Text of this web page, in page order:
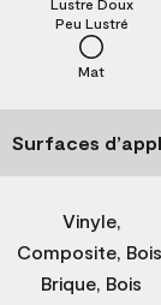
Mat
Peu Lustré
Lustre Doux
Surfaces
Vinyle,
Composite,
Brique, Bois